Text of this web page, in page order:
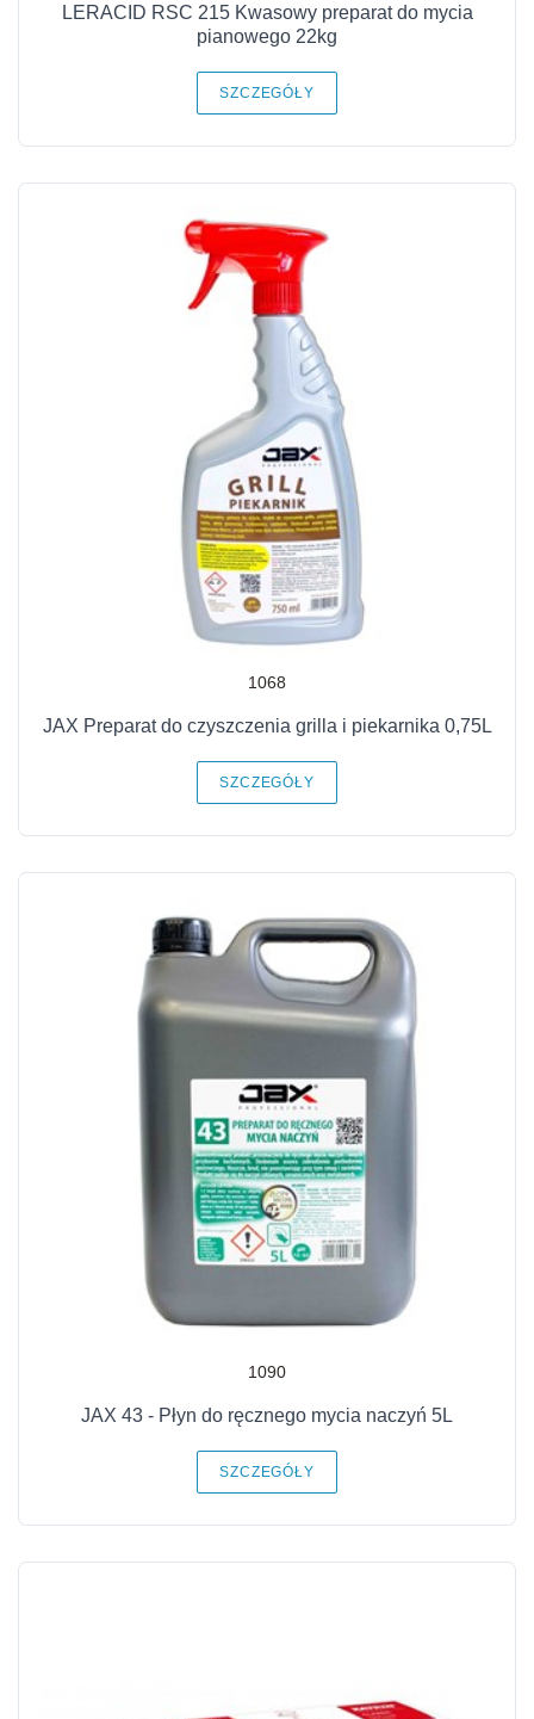
LERACID RSC 215 Kwasowy preparat do mycia
pianowego 22kg
SZCZEGÓŁY
1068
JAX Preparat do czyszczenia grilla i piekarnika 0,75L
SZCZEGÓŁY
1090
JAX 43 - Płyn do ręcznego mycia naczyń 5L
SZCZEGÓŁY